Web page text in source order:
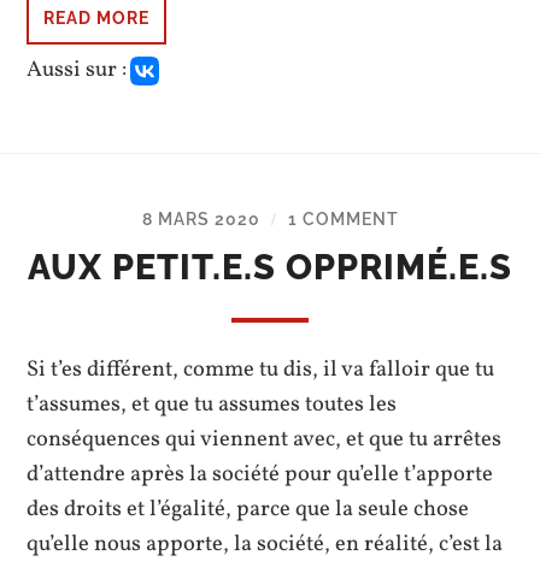
READ MORE
Aussi sur :
8 MARS 2020 / 1 COMMENT
AUX PETIT.E.S OPPRIMÉ.E.S
Si t’es différent, comme tu dis, il va falloir que tu
t’assumes, et que tu assumes toutes les
conséquences qui viennent avec, et que tu arrêtes
d’attendre après la société pour qu’elle t’apporte
des droits et l’égalité, parce que la seule chose
qu’elle nous apporte, la société, en réalité, c’est la